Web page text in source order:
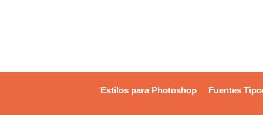
Estilos para Photoshop Fuentes